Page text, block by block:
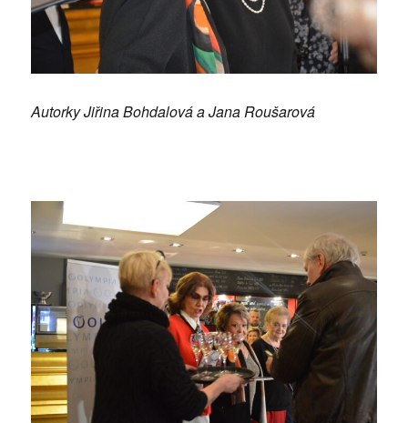
Autorky Jiřina Bohdalová a Jana Roušarová